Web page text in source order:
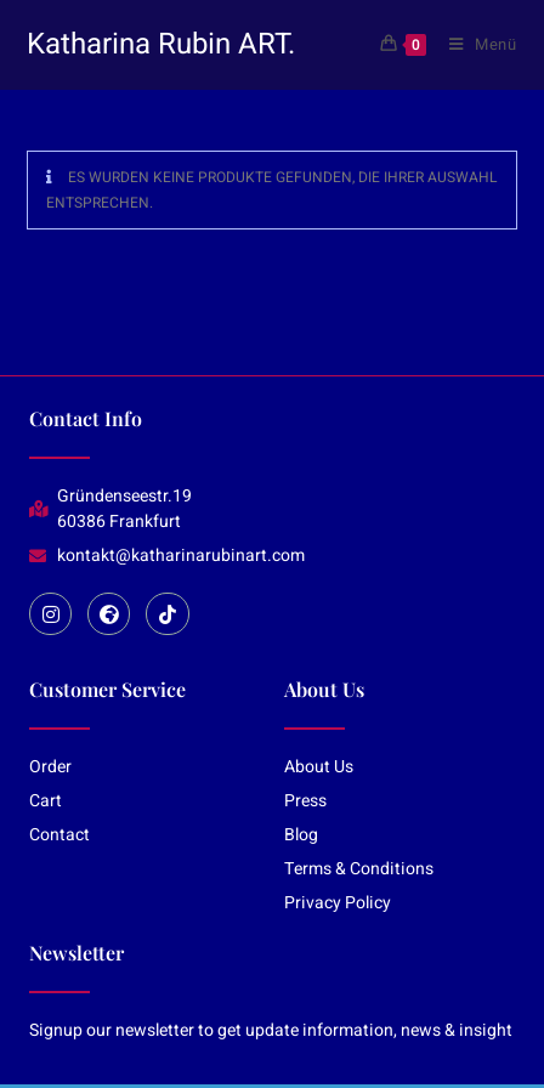
Katharina Rubin ART. 0 Menü
ES WURDEN KEINE PRODUKTE GEFUNDEN, DIE IHRER AUSWAHL
ENTSPRECHEN.
Contact Info
Gründenseestr.19
60386 Frankfurt
kontakt@katharinarubinart.com
Customer Service
Order
Cart
Contact
About Us
About Us
Press
Blog
Terms & Conditions
Privacy Policy
Newsletter
Signup our newsletter to get update information, news & insight